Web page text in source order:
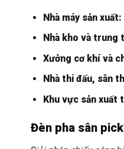
Nhà máy sản xuất:
Nhà kho và trung
Xưởng cơ khí và
Nhà thi đấu, sân
Khu vực sản xuất
Đèn pha sân